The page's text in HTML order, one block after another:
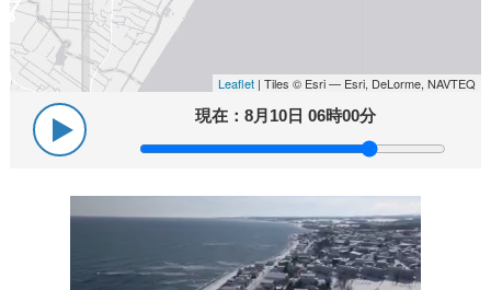
Leaflet | Tiles © Esri — Esri, DeLorme, NAVTEQ
現在：8月10日 06時00分